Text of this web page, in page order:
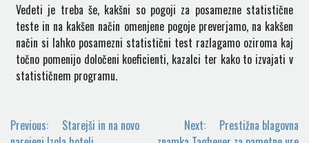
Vedeti je treba še, kakšni so pogoji za posamezne statistične
teste in na kakšen način omenjene pogoje preverjamo, na kakšen
način si lahko posamezni statistični test razlagamo oziroma kaj
točno pomenijo določeni koeficienti, kazalci ter kako to izvajati v
statističnem programu.
Navigacija
Previous:
Starejši in na novo
Next:
Prestižna blagovna